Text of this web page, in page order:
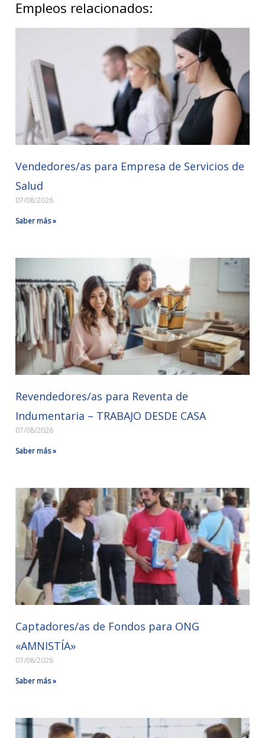
Empleos relacionados:
Vendedores/as para Empresa de Servicios de
Salud
07/08/2026
Saber más »
Revendedores/as para Reventa de
Indumentaria – TRABAJO DESDE CASA
07/08/2026
Saber más »
Captadores/as de Fondos para ONG
«AMNISTÍA»
07/08/2026
Saber más »